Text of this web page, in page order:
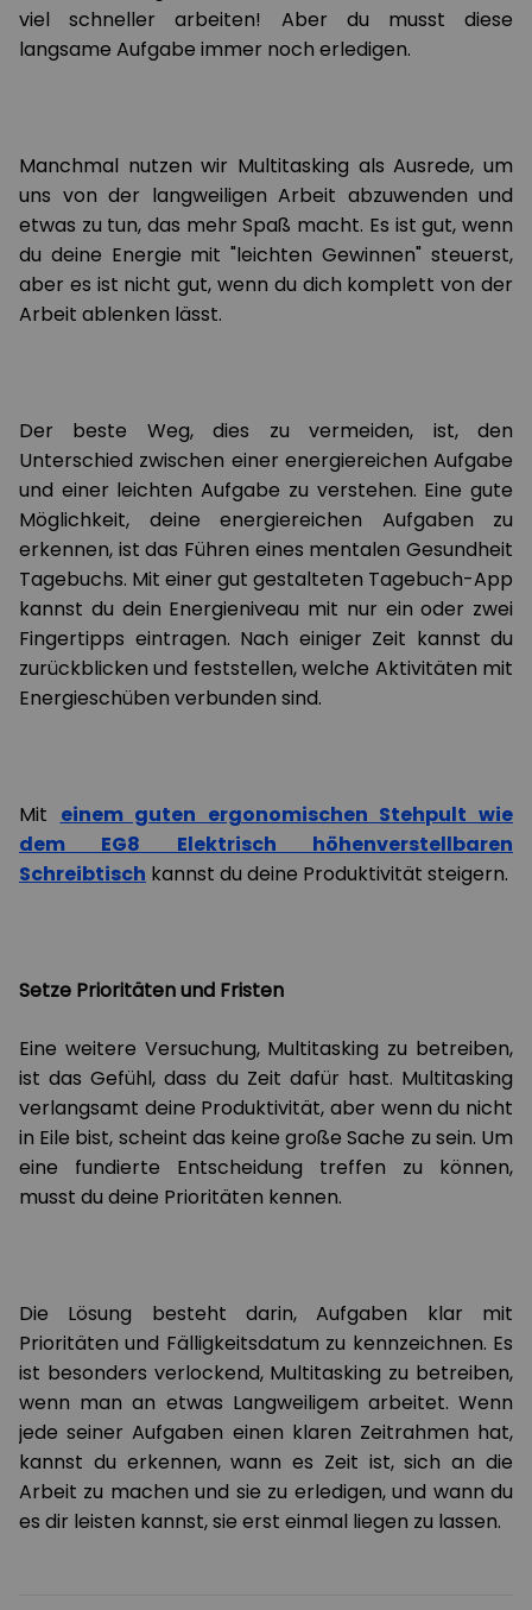
viel schneller arbeiten! Aber du musst diese
langsame Aufgabe immer noch erledigen.
Manchmal nutzen wir Multitasking als Ausrede, um
uns von der langweiligen Arbeit abzuwenden und
etwas zu tun, das mehr Spaß macht. Es ist gut, wenn
du deine Energie mit "leichten Gewinnen" steuerst,
aber es ist nicht gut, wenn du dich komplett von der
Arbeit ablenken lässt.
Der beste Weg, dies zu vermeiden, ist, den
Unterschied zwischen einer energiereichen Aufgabe
und einer leichten Aufgabe zu verstehen. Eine gute
Möglichkeit, deine energiereichen Aufgaben zu
erkennen, ist das Führen eines mentalen Gesundheit
Tagebuchs. Mit einer gut gestalteten Tagebuch-App
kannst du dein Energieniveau mit nur ein oder zwei
Fingertipps eintragen. Nach einiger Zeit kannst du
zurückblicken und feststellen, welche Aktivitäten mit
Energieschüben verbunden sind.
Mit einem guten ergonomischen Stehpult wie
dem EG8 Elektrisch höhenverstellbaren
Schreibtisch kannst du deine Produktivität steigern.
Setze Prioritäten und Fristen
Eine weitere Versuchung, Multitasking zu betreiben,
ist das Gefühl, dass du Zeit dafür hast. Multitasking
verlangsamt deine Produktivität, aber wenn du nicht
in Eile bist, scheint das keine große Sache zu sein. Um
eine fundierte Entscheidung treffen zu können,
musst du deine Prioritäten kennen.
Die Lösung besteht darin, Aufgaben klar mit
Prioritäten und Fälligkeitsdatum zu kennzeichnen. Es
ist besonders verlockend, Multitasking zu betreiben,
wenn man an etwas Langweiligem arbeitet. Wenn
jede seiner Aufgaben einen klaren Zeitrahmen hat,
kannst du erkennen, wann es Zeit ist, sich an die
Arbeit zu machen und sie zu erledigen, und wann du
es dir leisten kannst, sie erst einmal liegen zu lassen.